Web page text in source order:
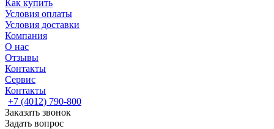
Как купить
Условия оплаты
Условия доставки
Компания
О нас
Отзывы
Контакты
Сервис
Контакты
+7 (4012) 790-800
Заказать звонок
Задать вопрос